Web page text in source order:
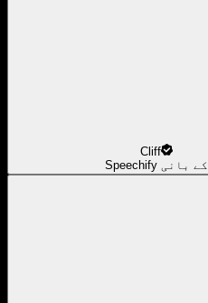
Cliff
Speechify کے بانی